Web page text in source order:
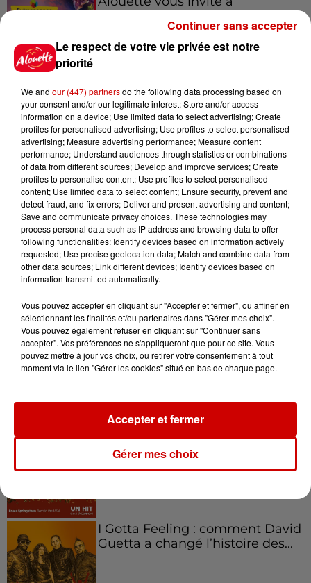
Le Duel - Gagnez votre balade
en jet ski !
Podcasts Voir plus
Kelly Massol, figure
emblématique de
l'entrepreneuriat féminin
Aménager un school bus au
Canada et accueillir les bleus à
Boston,...
Born in the U.S.A - Bruce
Springsteen : la chanson que
I Gotta Feeling : comment David
Guetta a changé l’histoire des...
Le respect de votre vie privée est notre
priorité
We and our (447) partnersdo the following data processing based on
your consent and/or our legitimate interest: Store and/or access
information on a device; Use limited data to select advertising; Create
profiles for personalised advertising; Use profiles to select personalised
advertising; Measure advertising performance; Measure content
performance; Understand audiences through statistics or combinations
of data from different sources; Develop and improve services; Create
profiles to personalise content; Use profiles to select personalised
content; Use limited data to select content; Ensure security, prevent and
detect fraud, and fix errors; Deliver and present advertising and content;
Save and communicate privacy choices. These technologies may
process personal data such as IP address and browsing data to offer
following functionalities: Identify devices based on information actively
requested; Use precise geolocation data; Match and combine data from
other data sources; Link different devices; Identify devices based on
information transmitted automatically.
Vous pouvez accepter en cliquant sur "Accepter et fermer", ou affiner en
sélectionnant les finalités et/ou partenaires dans "Gérer mes choix".
Vous pouvez également refuser en cliquant sur "Continuer sans
accepter". Vos préférences ne s'appliqueront que pour ce site. Vous
pouvez mettre à jour vos choix, ou retirer votre consentement à tout
moment via le lien "Gérer les cookies" situé en bas de chaque page.
Gérer mes choix
Accepter et fermer
Continuer sans accepter